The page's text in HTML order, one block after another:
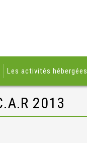
Les activités hébergées
2013